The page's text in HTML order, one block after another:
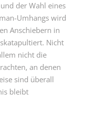
der Wahl eines
Umhangs wird
Anschiebern in
Nicht
nicht die
an denen
sind überall
bleibt